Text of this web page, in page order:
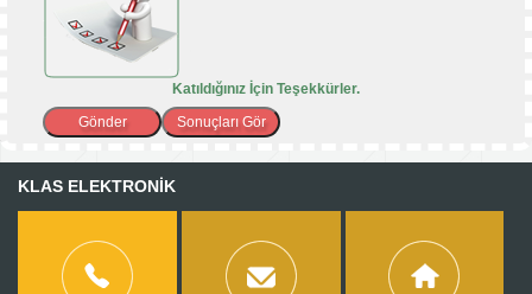
Katıldığınız İçin Teşekkürler.
KLAS ELEKTRONİK